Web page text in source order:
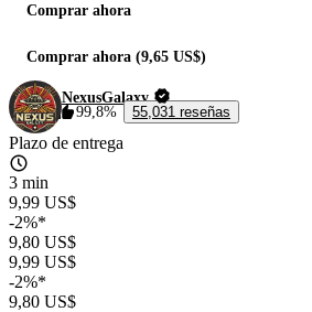
Comprar ahora
Comprar ahora (9,65 US$)
NexusGalaxy
99,8%
55,031 reseñas
Plazo de entrega
3 min
9,99 US$
-2%*
9,80 US$
9,99 US$
-2%*
9,80 US$